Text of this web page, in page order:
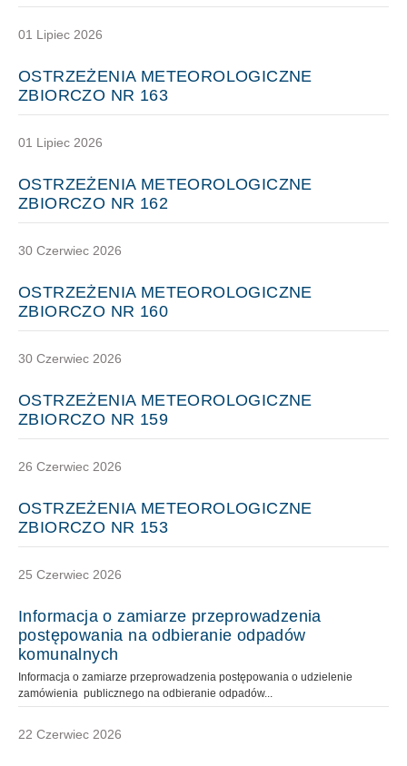
01 Lipiec 2026
OSTRZEŻENIA METEOROLOGICZNE
ZBIORCZO NR 163
01 Lipiec 2026
OSTRZEŻENIA METEOROLOGICZNE
ZBIORCZO NR 162
30 Czerwiec 2026
OSTRZEŻENIA METEOROLOGICZNE
ZBIORCZO NR 160
30 Czerwiec 2026
OSTRZEŻENIA METEOROLOGICZNE
ZBIORCZO NR 159
26 Czerwiec 2026
OSTRZEŻENIA METEOROLOGICZNE
ZBIORCZO NR 153
25 Czerwiec 2026
Informacja o zamiarze przeprowadzenia
postępowania na odbieranie odpadów
komunalnych
Informacja o zamiarze przeprowadzenia postępowania o udzielenie
zamówienia publicznego na odbieranie odpadów...
22 Czerwiec 2026